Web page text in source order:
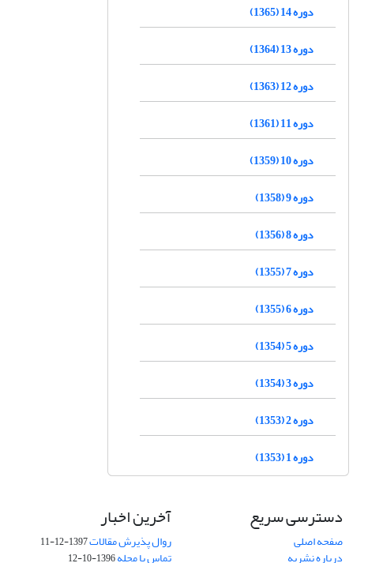
دوره 14 (1365)
دوره 13 (1364)
دوره 12 (1363)
دوره 11 (1361)
دوره 10 (1359)
دوره 9 (1358)
دوره 8 (1356)
دوره 7 (1355)
دوره 6 (1355)
دوره 5 (1354)
دوره 3 (1354)
دوره 2 (1353)
دوره 1 (1353)
دسترسی سریع
صفحه اصلی
درباره نشریه
آخرین اخبار
روال پذیرش مقالات1397-12-11
تماس با مجله1396-10-12